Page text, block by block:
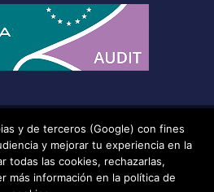
Isidoro (Sevilla), adscrito a la
de Sevilla.– Aviso legal, política de
medidas de seguridad, código de
y de terceros (Google) con fines
y mejorar tu experiencia en la
todas las cookies, rechazarlas,
más información en la política de